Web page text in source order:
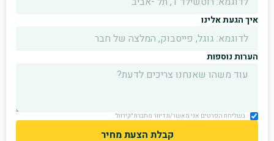
איך הגעת אלינו
הערות נוספות
בשליחת הפרטים אני מאשר/ת דיוור מחברת ״קירות״